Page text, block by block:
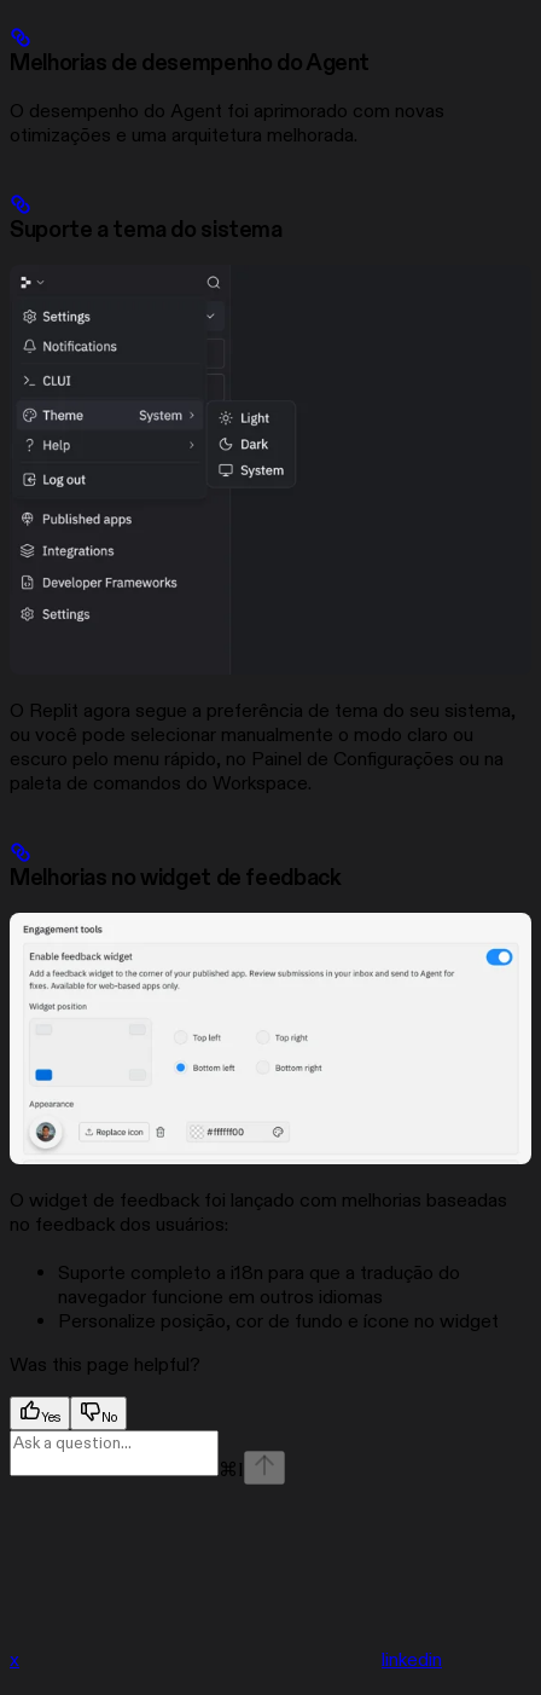
Melhorias de desempenho do Agent
O desempenho do Agent foi aprimorado com novas
otimizações e uma arquitetura melhorada.
Suporte a tema do sistema
O Replit agora segue a preferência de tema do seu sistema,
ou você pode selecionar manualmente o modo claro ou
escuro pelo menu rápido, no Painel de Configurações ou na
paleta de comandos do Workspace.
Melhorias no widget de feedback
O widget de feedback foi lançado com melhorias baseadas
no feedback dos usuários:
Suporte completo a i18n para que a tradução do
navegador funcione em outros idiomas
Personalize posição, cor de fundo e ícone no widget
Was this page helpful?
Yes No
⌘ I
x linkedin